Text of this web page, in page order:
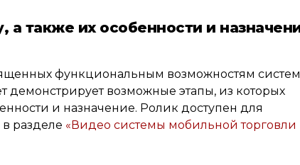
а также их особенности и
функциональным возможностям
возможные этапы, из которых
и назначение. Ролик доступен для
в разделе «Видео системы мобильной торговли